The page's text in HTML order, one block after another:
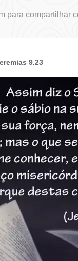
para compartilhar
9.23